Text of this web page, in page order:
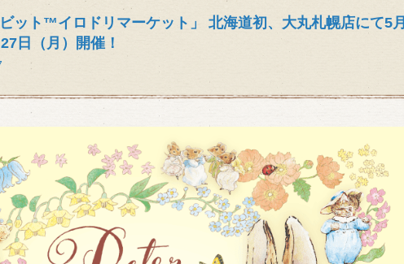
ビット™イロドリマーケット」 北海道初、大丸札幌店にて5月
日（月）開催！